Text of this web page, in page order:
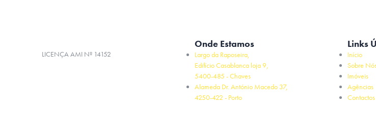
LICENÇA AMI Nº 14152
Onde Estamos
Largo da Raposeira,
Edifício Casablanca loja 9,
5400-485 - Chaves
Alameda Dr. António Macedo 37,
4250-422 - Porto
Links
Início
Sobre
Imóveis
Agências
Contactos